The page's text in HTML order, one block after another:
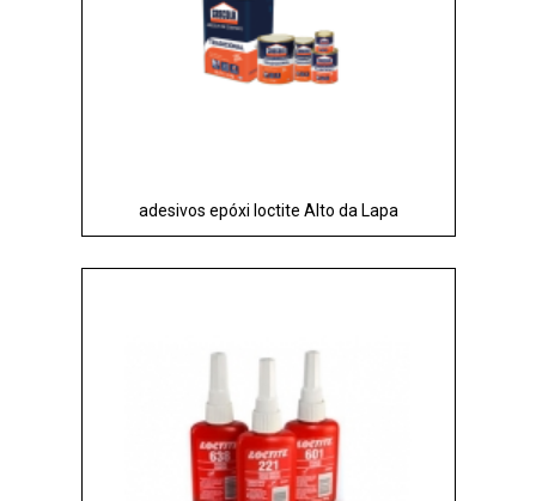
adesivos epóxi loctite Alto da Lapa